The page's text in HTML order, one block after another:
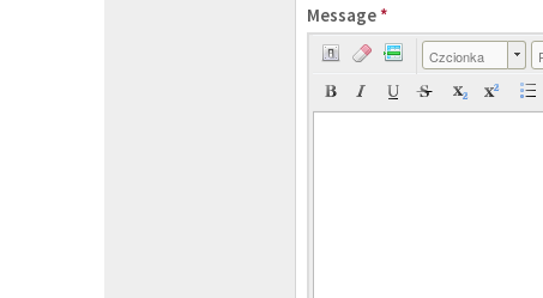
Message *
Czcionka